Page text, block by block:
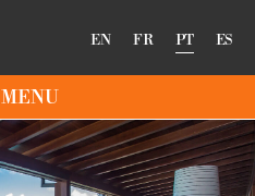
MENU
EN FR PT ES